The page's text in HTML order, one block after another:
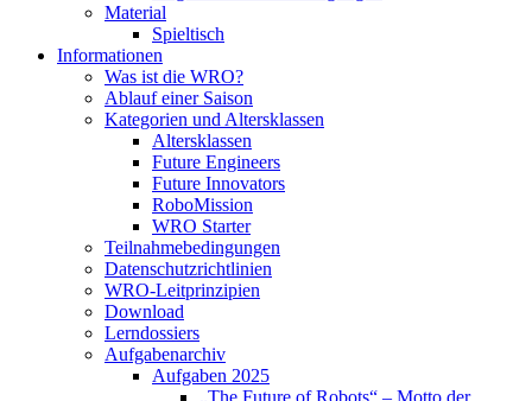
Material
Spieltisch
Informationen
Was ist die WRO?
Ablauf einer Saison
Kategorien und Altersklassen
Altersklassen
Future Engineers
Future Innovators
RoboMission
WRO Starter
Teilnahmebedingungen
Datenschutzrichtlinien
WRO-Leitprinzipien
Download
Lerndossiers
Aufgabenarchiv
Aufgaben 2025
„The Future of Robots“ – Motto der